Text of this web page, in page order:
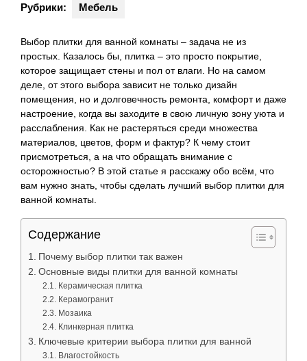
Рубрики: Мебель
Выбор плитки для ванной комнаты – задача не из
простых. Казалось бы, плитка – это просто покрытие,
которое защищает стены и пол от влаги. Но на самом
деле, от этого выбора зависит не только дизайн
помещения, но и долговечность ремонта, комфорт и даже
настроение, когда вы заходите в свою личную зону уюта и
расслабления. Как не растеряться среди множества
материалов, цветов, форм и фактур? К чему стоит
присмотреться, а на что обращать внимание с
осторожностью? В этой статье я расскажу обо всём, что
вам нужно знать, чтобы сделать лучший выбор плитки для
ванной комнаты.
Содержание
Почему выбор плитки так важен
Основные виды плитки для ванной комнаты
Керамическая плитка
Керамогранит
Мозаика
Клинкерная плитка
Ключевые критерии выбора плитки для ванной
Влагостойкость